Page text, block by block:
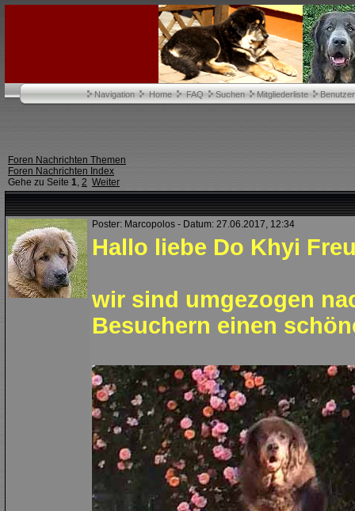
Navigation Home FAQ Suchen Mitgliederliste
Foren Nachrichten Themen
Foren Nachrichten Index
Gehe zu Seite 1, 2 Weiter
Poster: Marcopolos - Datum: 27.06.2017, 12:34
Hallo liebe Do Khyi
wir sind umgezogen
Besuchern einen